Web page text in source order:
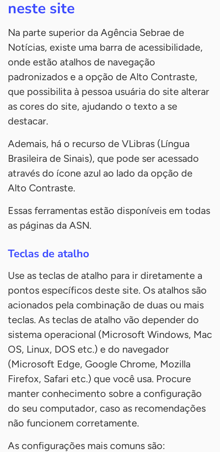
neste site
Na parte superior da Agência Sebrae de
Notícias, existe uma barra de acessibilidade,
onde estão atalhos de navegação
padronizados e a opção de Alto Contraste,
que possibilita à pessoa usuária do site alterar
as cores do site, ajudando o texto a se
destacar.
Ademais, há o recurso de VLibras (Língua
Brasileira de Sinais), que pode ser acessado
através do ícone azul ao lado da opção de
Alto Contraste.
Essas ferramentas estão disponíveis em todas
as páginas da ASN.
Teclas de atalho
Use as teclas de atalho para ir diretamente a
pontos específicos deste site. Os atalhos são
acionados pela combinação de duas ou mais
teclas. As teclas de atalho vão depender do
sistema operacional (Microsoft Windows, Mac
OS, Linux, DOS etc.) e do navegador
(Microsoft Edge, Google Chrome, Mozilla
Firefox, Safari etc.) que você usa. Procure
manter conhecimento sobre a configuração
do seu computador, caso as recomendações
não funcionem corretamente.
As configurações mais comuns são: